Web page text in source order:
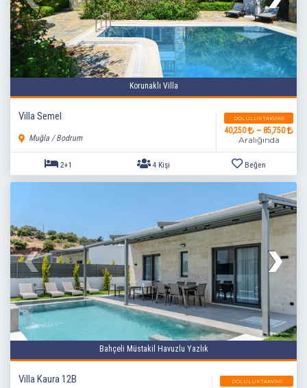
Korunaklı Villa
Villa Semel
Muğla / Bodrum
DOLULUK TAKVIMI
40,250 ~ 85,750
Aralığında
2+1 4 Kişi
Bahçeli Müstakil Havuzlu Yazlık
Villa Kaura 12B DOLULUK TAKVIMI